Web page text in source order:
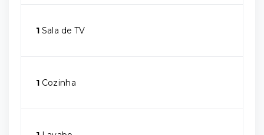
1 Sala de TV
1 Cozinha